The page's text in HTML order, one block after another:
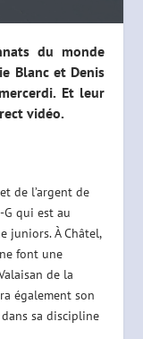
du monde
Blanc et Denis
Et leur
vidéo.
de l’argent de
G qui est au
juniors. À Châtel,
font une
de la
également son
sa discipline